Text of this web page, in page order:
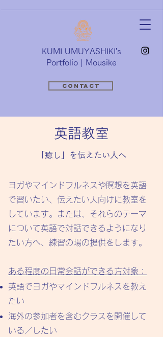
​KUMI UMUYASHIKI's
Portfolio | Mousike
Contact
英語教室
「癒し」を伝えたい人へ
ヨガやマインドフルネスや瞑想を英語
で習いたい、伝えたい人向けに教室を
しています。または、それらのテーマ
について英語で対話できるようになり
たい方へ、練習の場の提供をします。
ある程度の日常会話ができる方対象：
英語でヨガやマインドフルネスを教え
たい
海外の参加者を含むクラスを開催して
いる／したい